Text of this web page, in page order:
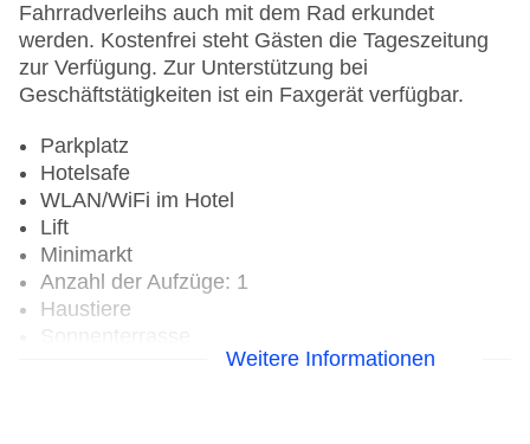
Fahrradverleihs auch mit dem Rad erkundet
werden. Kostenfrei steht Gästen die Tageszeitung
zur Verfügung. Zur Unterstützung bei
Geschäftstätigkeiten ist ein Faxgerät verfügbar.
Parkplatz
Hotelsafe
WLAN/WiFi im Hotel
Lift
Minimarkt
Anzahl der Aufzüge: 1
Haustiere
Pools:Kinderbecken, Outdoor Pool,
Weitere Informationen